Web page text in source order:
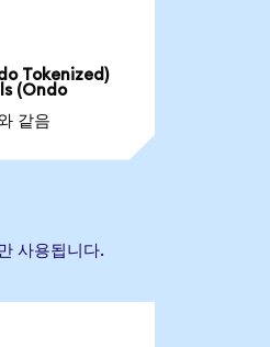
Tokenized)
(Ondo
같음
사용됩니다.